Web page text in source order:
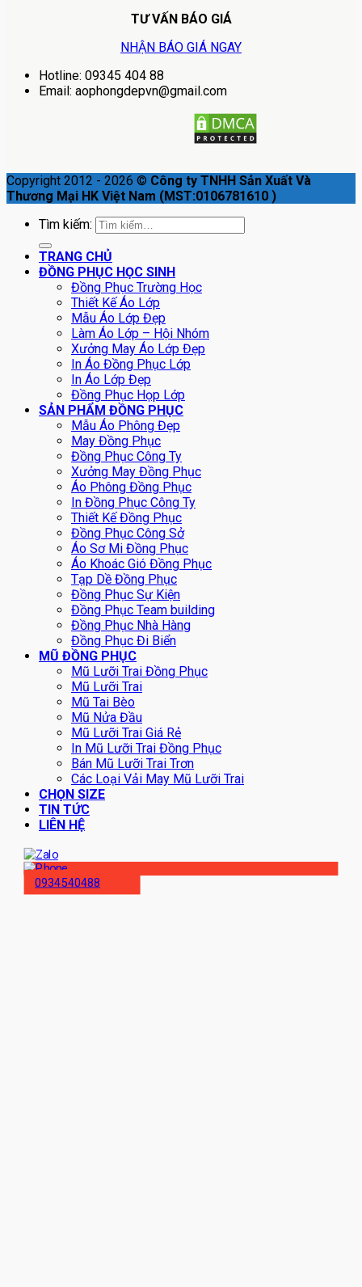
TƯ VẤN BÁO GIÁ
NHẬN BÁO GIÁ NGAY
Hotline: 09345 404 88
Email: aophongdepvn@gmail.com
Copyright 2012 - 2026 © Công ty TNHH Sản Xuất Và
Thương Mại HK Việt Nam (MST:0106781610 )
Tìm kiếm:
TRANG CHỦ
ĐỒNG PHỤC HỌC SINH
Đồng Phục Trường Học
Thiết Kế Áo Lớp
Mẫu Áo Lớp Đẹp
Làm Áo Lớp – Hội Nhóm
Xưởng May Áo Lớp Đẹp
In Áo Đồng Phục Lớp
In Áo Lớp Đẹp
Đồng Phục Họp Lớp
SẢN PHẨM ĐỒNG PHỤC
Mẫu Áo Phông Đẹp
May Đồng Phục
Đồng Phục Công Ty
Xưởng May Đồng Phục
Áo Phông Đồng Phục
In Đồng Phục Công Ty
Thiết Kế Đồng Phục
Đồng Phục Công Sở
Áo Sơ Mi Đồng Phục
Áo Khoác Gió Đồng Phục
Tạp Dề Đồng Phục
Đồng Phục Sự Kiện
Đồng Phục Team building
Đồng Phục Nhà Hàng
Đồng Phục Đi Biển
MŨ ĐỒNG PHỤC
Mũ Lưỡi Trai Đồng Phục
Mũ Lưỡi Trai
Mũ Tai Bèo
Mũ Nửa Đầu
Mũ Lưỡi Trai Giá Rẻ
In Mũ Lưỡi Trai Đồng Phục
Bán Mũ Lưỡi Trai Trơn
Các Loại Vải May Mũ Lưỡi Trai
CHỌN SIZE
TIN TỨC
LIÊN HỆ
0934540488